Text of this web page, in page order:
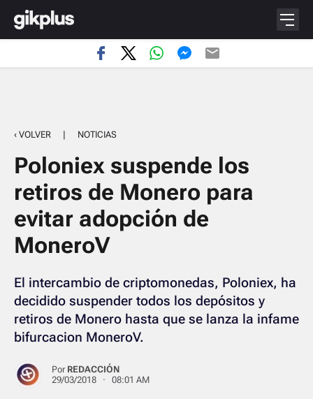
‹ VOLVER | NOTICIAS
Poloniex suspende los
retiros de Monero para
evitar adopción de
MoneroV
El intercambio de criptomonedas, Poloniex, ha
decidido suspender todos los depósitos y
retiros de Monero hasta que se lanza la infame
bifurcacion MoneroV.
Por REDACCIÓN
29/03/2018 · 08:01 AM